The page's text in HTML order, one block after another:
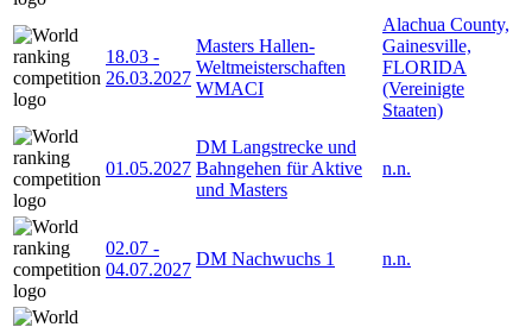
18.03 -
26.03.2027
Masters Hallen-
Weltmeisterschaften
WMACI
Alachua County,
Gainesville,
FLORIDA
(Vereinigte
Staaten)
01.05.2027
DM Langstrecke und
Bahngehen für Aktive
und Masters
n.n.
02.07 -
04.07.2027
DM Nachwuchs 1 n.n.